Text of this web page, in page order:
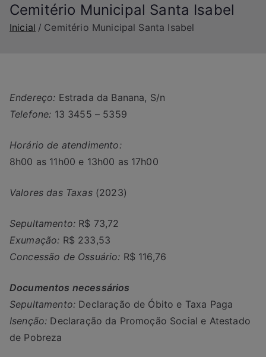
Cemitério Municipal Santa Isabel
Inicial Cemitério Municipal Santa Isabel
Endereço: Estrada da Banana, S/n
Telefone: 13 3455 – 5359
Horário de atendimento:
8h00 as 11h00 e 13h00 as 17h00
Valores das Taxas(2023)
Sepultamento: R$ 73,72
Exumação: R$ 233,53
Concessão de Ossuário: R$ 116,76
Documentos necessários
Sepultamento: Declaração de Óbito e Taxa Paga
Isenção: Declaração da Promoção Social e Atestado
de Pobreza